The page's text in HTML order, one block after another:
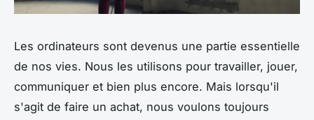
Les ordinateurs sont devenus une partie essentielle
de nos vies. Nous les utilisons pour travailler, jouer,
communiquer et bien plus encore. Mais lorsqu'il
s'agit de faire un achat, nous voulons toujours